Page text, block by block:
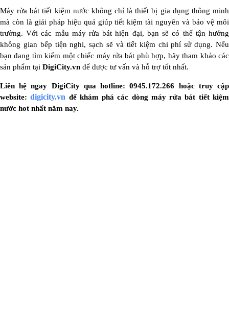
Máy rửa bát tiết kiệm nước không chỉ là thiết bị gia dụng thông minh
mà còn là giải pháp hiệu quả giúp tiết kiệm tài nguyên và bảo vệ môi
trường. Với các mẫu máy rửa bát hiện đại, bạn sẽ có thể tận hưởng
không gian bếp tiện nghi, sạch sẽ và tiết kiệm chi phí sử dụng. Nếu
bạn đang tìm kiếm một chiếc máy rửa bát phù hợp, hãy tham khảo các
sản phẩm tại DigiCity.vn để được tư vấn và hỗ trợ tốt nhất.
Liên hệ ngay DigiCity qua hotline: 0945.172.266 hoặc truy cập
website:digicity.vn để khám phá các dòng máy rửa bát tiết kiệm
nước hot nhất năm nay.